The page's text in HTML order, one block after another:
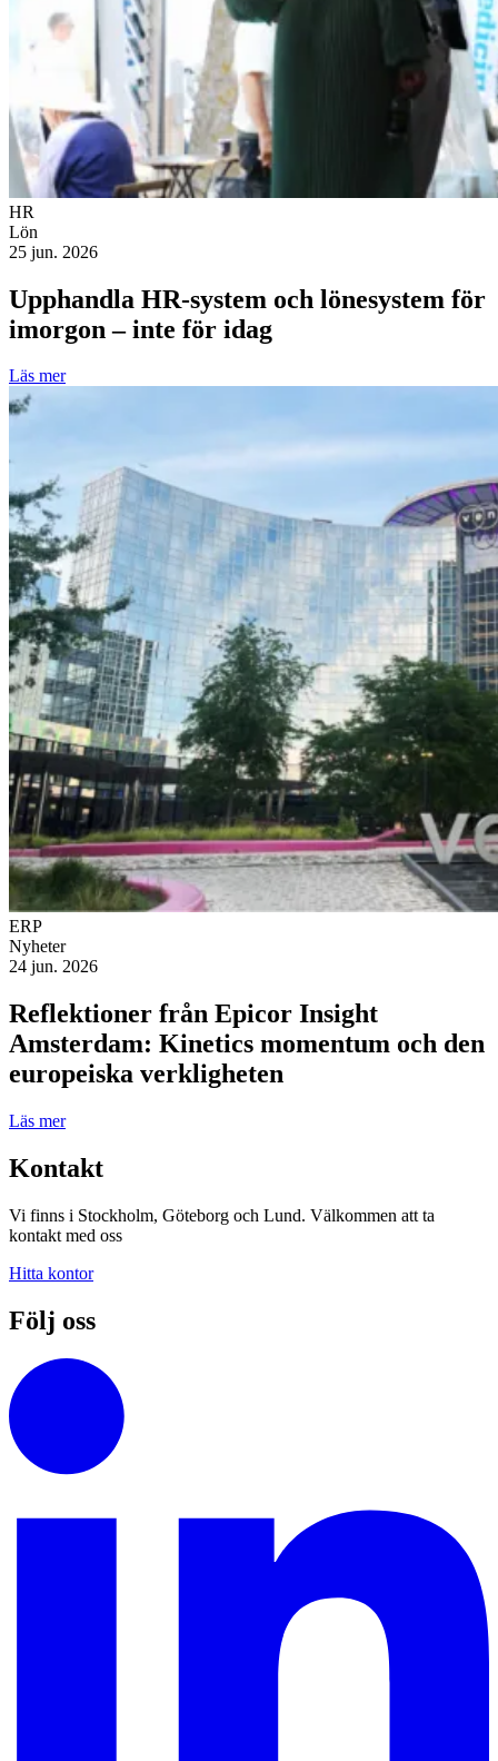
HR
Lön
25 jun. 2026
Upphandla HR-system och lönesystem för
imorgon – inte för idag
Läs mer
ERP
Nyheter
24 jun. 2026
Reflektioner från Epicor Insight
Amsterdam: Kinetics momentum och den
europeiska verkligheten
Läs mer
Kontakt
Vi finns i Stockholm, Göteborg och Lund. Välkommen att ta
kontakt med oss
Hitta kontor
Följ oss